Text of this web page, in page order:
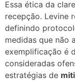
Essa ética da
recepção. Levine
definindo
medidas que não
exemplificação é
consideradas
estratégias de